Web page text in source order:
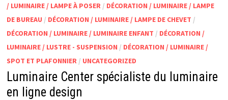
/ LUMINAIRE / LAMPE À POSER/ DÉCORATION / LUMINAIRE / LAMPE
DE BUREAU / DÉCORATION / LUMINAIRE / LAMPE DE CHEVET /
DÉCORATION / LUMINAIRE / LUMINAIRE ENFANT / DÉCORATION /
LUMINAIRE / LUSTRE - SUSPENSION / DÉCORATION / LUMINAIRE /
SPOT ET PLAFONNIER/ UNCATEGORIZED
Luminaire Center spécialiste du luminaire
en ligne design